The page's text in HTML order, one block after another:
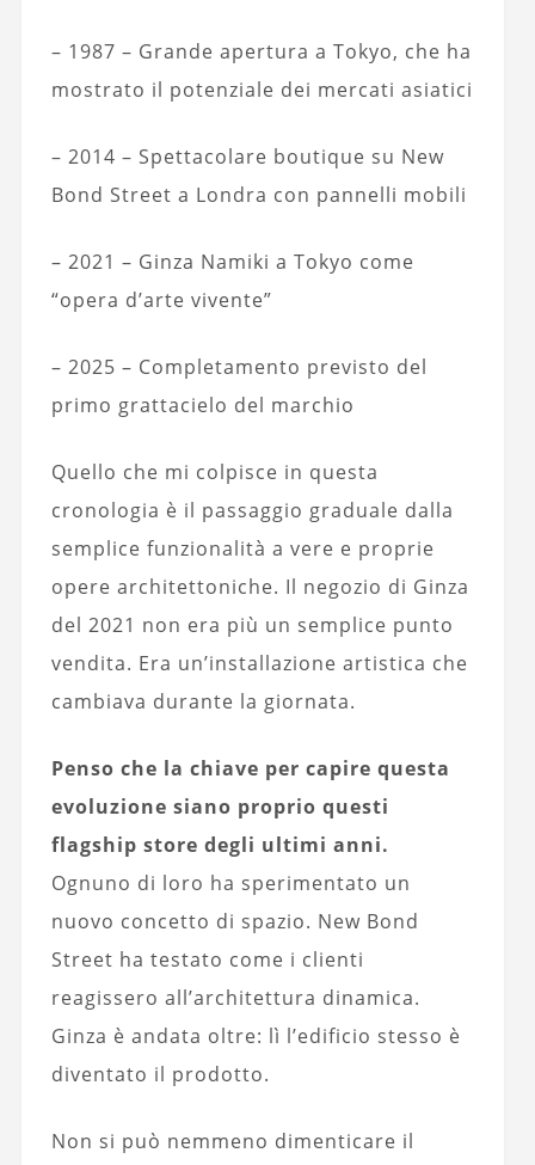
– 1987 – Grande apertura a Tokyo, che ha
mostrato il potenziale dei mercati asiatici
– 2014 – Spettacolare boutique su New
Bond Street a Londra con pannelli mobili
– 2021 – Ginza Namiki a Tokyo come
“opera d’arte vivente”
– 2025 – Completamento previsto del
primo grattacielo del marchio
Quello che mi colpisce in questa
cronologia è il passaggio graduale dalla
semplice funzionalità a vere e proprie
opere architettoniche. Il negozio di Ginza
del 2021 non era più un semplice punto
vendita. Era un’installazione artistica che
cambiava durante la giornata.
Penso che la chiave per capire questa
evoluzione siano proprio questi
flagship store degli ultimi anni.
Ognuno di loro ha sperimentato un
nuovo concetto di spazio. New Bond
Street ha testato come i clienti
reagissero all’architettura dinamica.
Ginza è andata oltre: lì l’edificio stesso è
diventato il prodotto.
Non si può nemmeno dimenticare il